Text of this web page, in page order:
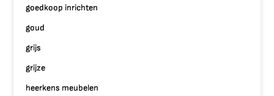
goedkoop inrichten
goud
grijs
grijze
heerkens meubelen